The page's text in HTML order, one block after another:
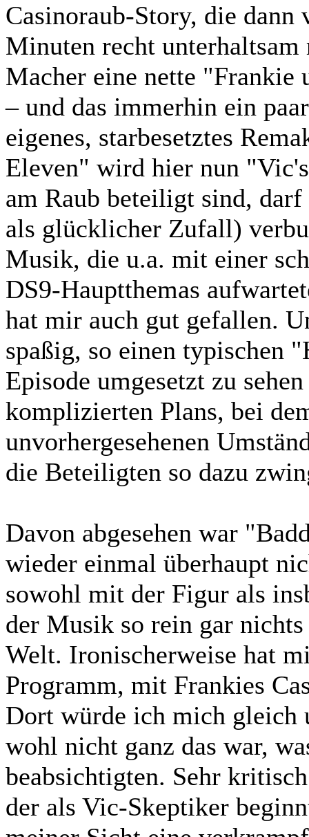
Casinoraub-Story, die
Minuten recht
Macher eine nette "Frankie
– und das immerhin ein
eigenes, starbesetztes
Eleven" wird hier nun
am Raub beteiligt sind,
als glücklicher Zufall)
Musik, die u.a. mit einer
DS9-Hauptthemas
hat mir auch gut gefallen.
spaßig, so einen typischen
Episode umgesetzt zu
komplizierten Plans, bei
unvorhergesehenen
die Beteiligten so dazu
Davon abgesehen war
wieder einmal überhaupt
sowohl mit der Figur als
der Musik so rein gar
Welt. Ironischerweise hat
Programm, mit Frankies
Dort würde ich mich gleich
wohl nicht ganz das war,
beabsichtigten. Sehr
der als Vic-Skeptiker